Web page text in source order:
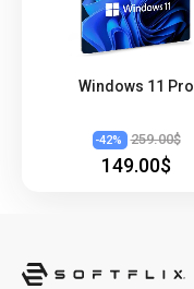
Windows 11 Pro
-42% 259.00$
149.00$